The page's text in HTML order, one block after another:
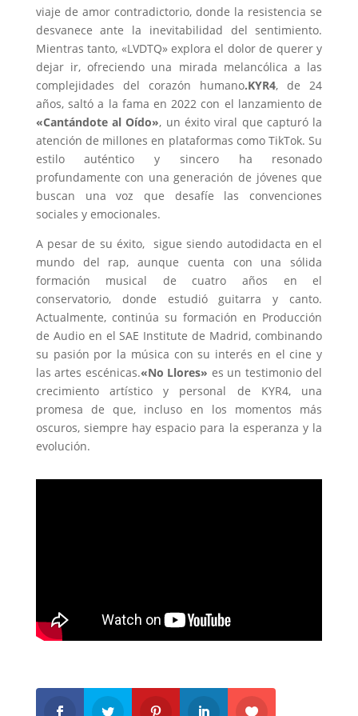
viaje de amor contradictorio, donde la resistencia se
desvanece ante la inevitabilidad del sentimiento.
Mientras tanto, «LVDTQ» explora el dolor de querer y
dejar ir, ofreciendo una mirada melancólica a las
complejidades del corazón humano.KYR4, de 24
años, saltó a la fama en 2022 con el lanzamiento de
«Cantándote al Oído», un éxito viral que capturó la
atención de millones en plataformas como TikTok. Su
estilo auténtico y sincero ha resonado
profundamente con una generación de jóvenes que
buscan una voz que desafíe las convenciones
sociales y emocionales.
A pesar de su éxito, sigue siendo autodidacta en el
mundo del rap, aunque cuenta con una sólida
formación musical de cuatro años en el
conservatorio, donde estudió guitarra y canto.
Actualmente, continúa su formación en Producción
de Audio en el SAE Institute de Madrid, combinando
su pasión por la música con su interés en el cine y
las artes escénicas.«No Llores» es un testimonio del
crecimiento artístico y personal de KYR4, una
promesa de que, incluso en los momentos más
oscuros, siempre hay espacio para la esperanza y la
evolución.